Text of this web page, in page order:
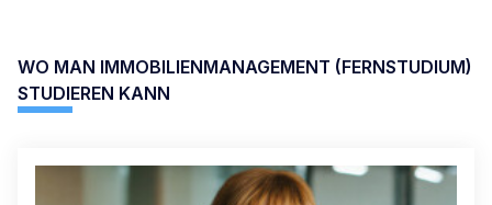
WO MAN IMMOBILIENMANAGEMENT (FERNSTUDIUM)
STUDIEREN KANN